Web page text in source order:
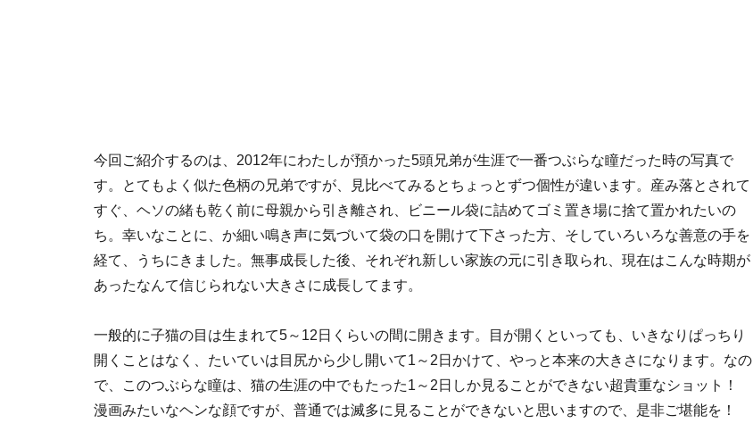
今回ご紹介するのは、2012年にわたしが預かった5頭兄弟が生涯で一番つぶらな瞳だった時の写真で
す。とてもよく似た色柄の兄弟ですが、見比べてみるとちょっとずつ個性が違います。産み落とされて
すぐ、ヘソの緒も乾く前に母親から引き離され、ビニール袋に詰めてゴミ置き場に捨て置かれたいの
ち。幸いなことに、か細い鳴き声に気づいて袋の口を開けて下さった方、そしていろいろな善意の手を
経て、うちにきました。無事成長した後、それぞれ新しい家族の元に引き取られ、現在はこんな時期が
あったなんて信じられない大きさに成長してます。
一般的に子猫の目は生まれて5～12日くらいの間に開きます。目が開くといっても、いきなりぱっちり
開くことはなく、たいていは目尻から少し開いて1～2日かけて、やっと本来の大きさになります。なの
で、このつぶらな瞳は、猫の生涯の中でもたった1～2日しか見ることができない超貴重なショット！
漫画みたいなヘンな顔ですが、普通では滅多に見ることができないと思いますので、是非ご堪能を！